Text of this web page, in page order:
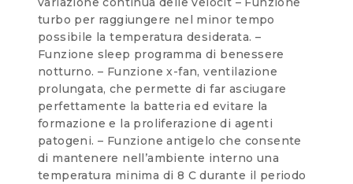
turbo per raggiungere nel minor tempo
possibile la temperatura desiderata. –
Funzione sleep programma di benessere
notturno. – Funzione x-fan, ventilazione
prolungata, che permette di far asciugare
perfettamente la batteria ed evitare la
formazione e la proliferazione di agenti
patogeni. – Funzione antigelo che consente
di mantenere nell’ambiente interno una
temperatura minima di 8 C durante il periodo